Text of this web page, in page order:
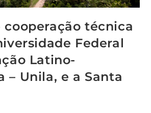
cooperação técnica
Federal
Latino-
– Unila, e a Santa